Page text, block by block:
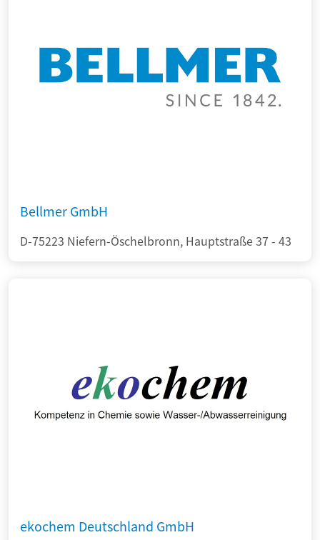
Bellmer GmbH
D-75223 Niefern-Öschelbronn, Hauptstraße 37 - 43
ekochem Deutschland GmbH